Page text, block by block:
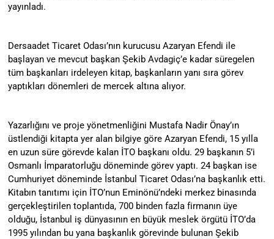
yayınladı.
Dersaadet Ticaret Odası’nın kurucusu Azaryan Efendi ile
başlayan ve mevcut başkan Şekib Avdagiç’e kadar süregelen
tüm başkanları irdeleyen kitap, başkanların yanı sıra görev
yaptıkları dönemleri de mercek altına alıyor.
Yazarlığını ve proje yönetmenliğini Mustafa Nadir Önay’ın
üstlendiği kitapta yer alan bilgiye göre Azaryan Efendi, 15 yılla
en uzun süre görevde kalan İTO başkanı oldu. 29 başkanın 5’i
Osmanlı İmparatorluğu döneminde görev yaptı. 24 başkan ise
Cumhuriyet döneminde İstanbul Ticaret Odası’na başkanlık etti.
Kitabın tanıtımı için İTO’nun Eminönü’ndeki merkez binasında
gerçekleştirilen toplantıda, 700 binden fazla firmanın üye
olduğu, İstanbul iş dünyasının en büyük meslek örgütü İTO’da
1995 yılından bu yana başkanlık görevinde bulunan Şekib